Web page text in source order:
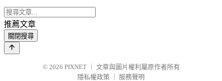
推薦文章
關閉搜尋
© 2026 PIXNET
文章與圖片權利屬原作者所有
隱私權政策
服務聲明